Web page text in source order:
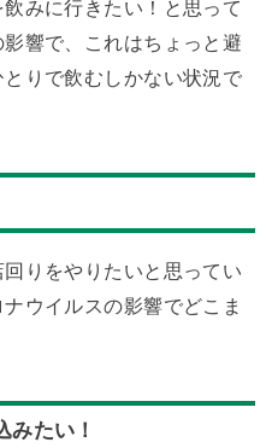
みに行きたい！と思って
響で、これはちょっと避
りで飲むしかない状況で
りをやりたいと思ってい
ウイルスの影響でどこま
たい！